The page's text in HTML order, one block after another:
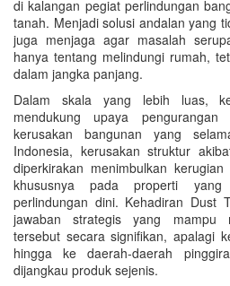
di kalangan pegiat perlindungan
tanah. Menjadi solusi andalan yang
juga menjaga agar masalah
hanya tentang melindungi rumah,
dalam jangka panjang.
Dalam skala yang lebih luas,
mendukung upaya
kerusakan bangunan yang
Indonesia, kerusakan struktur
diperkirakan menimbulkan
khususnya pada properti
perlindungan dini. Kehadiran Dust
jawaban strategis yang mampu
tersebut secara signifikan, apalagi
hingga ke daerah-daerah
dijangkau produk sejenis.